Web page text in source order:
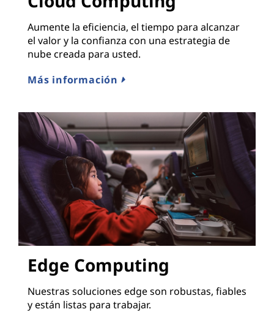
Aumente la eficiencia, el tiempo para alcanzar
el valor y la confianza con una estrategia de
nube creada para usted.
Más información
Edge Computing
Nuestras soluciones edge son robustas, fiables
y están listas para trabajar.